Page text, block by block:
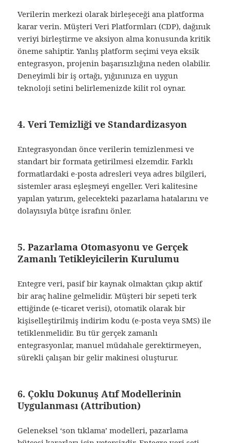
Verilerin merkezi olarak birleşeceği ana platforma
karar verin. Müşteri Veri Platformları (CDP), dağınık
veriyi birleştirme ve aksiyon alma konusunda kritik
öneme sahiptir. Yanlış platform seçimi veya eksik
entegrasyon, projenin başarısızlığına neden olabilir.
Deneyimli bir iş ortağı, yığınınıza en uygun
teknoloji setini belirlemenizde kilit rol oynar.
4. Veri Temizliği ve Standardizasyon
Entegrasyondan önce verilerin temizlenmesi ve
standart bir formata getirilmesi elzemdir. Farklı
formatlardaki e-posta adresleri veya adres bilgileri,
sistemler arası eşleşmeyi engeller. Veri kalitesine
yapılan yatırım, gelecekteki pazarlama hatalarını ve
dolayısıyla bütçe israfını önler.
5. Pazarlama Otomasyonu ve Gerçek
Zamanlı Tetikleyicilerin Kurulumu
Entegre veri, pasif bir kaynak olmaktan çıkıp aktif
bir araç haline gelmelidir. Müşteri bir sepeti terk
ettiğinde (e-ticaret verisi), otomatik olarak bir
kişiselleştirilmiş indirim kodu (e-posta veya SMS) ile
tetiklenmelidir. Bu tür gerçek zamanlı
entegrasyonlar, manuel müdahale gerektirmeyen,
sürekli çalışan bir gelir makinesi oluşturur.
6. Çoklu Dokunuş Atıf Modellerinin
Uygulanması (Attribution)
Geleneksel ‘son tıklama’ modelleri, pazarlama